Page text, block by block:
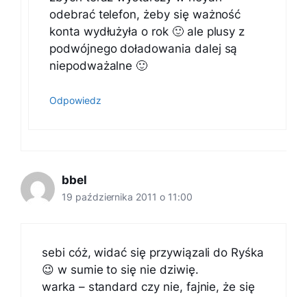
odebrać telefon, żeby się ważność
konta wydłużyła o rok 🙂 ale plusy z
podwójnego doładowania dalej są
niepodważalne 🙂
Odpowiedz
bbel
19 października 2011 o 11:00
sebi cóż, widać się przywiązali do Ryśka
😉 w sumie to się nie dziwię.
warka – standard czy nie, fajnie, że się